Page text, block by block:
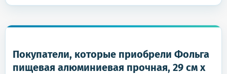
Покупатели, которые приобрели Фольга
пищевая алюминиевая прочная, 29 см х